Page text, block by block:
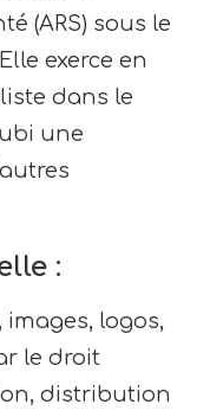
(ARS) sous le
exerce en
dans le
une
:
images, logos,
le droit
distribution